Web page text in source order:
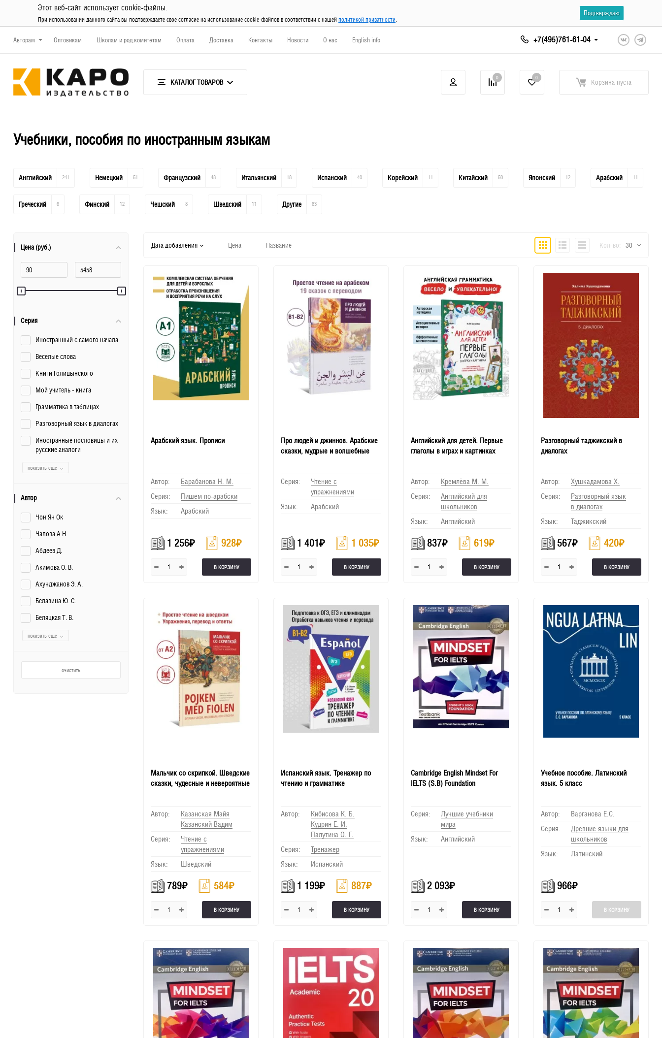
Этот веб-сайт использует cookie-файлы.
При использовании данного сайта вы подтверждаете свое согласие на использование cookie-файлов в соответствии с нашей политикой приватности.
Подтверждаю
Авторам Оптовикам Школам и род.комитетам Оплата Доставка Контакты Новости О нас English info +7(495)761-61-04
КАТАЛОГ ТОВАРОВ
0 0
Корзина пуста
Учебники, пособия по иностранным языкам
Английский 241 Немецкий 51 Французский 48 Итальянский 18 Испанский 40 Корейский 11 Китайский 50 Японский 12 Арабский 11
Греческий 6 Финский 12 Чешский 8 Шведский 11 Другие 83
Цена (руб.)
Серия
Иностранный с самого начала
Веселые слова
Книги Голицынского
Мой учитель - книга
Грамматика в таблицах
Разговорный язык в диалогах
Иностранные пословицы и их
русские аналоги
показать еще
Автор
Чон Ян Ок
Чалова А.Н.
Абдеев Д.
Акимова О. В.
Ахунджанов Э. А.
Белавина Ю. С.
Беляцкая Т. В.
показать еще
очистить
Дата добавления Цена Название Плитка ПодробноКомпактноКол-во: 30
30
60
90
Арабский язык. Прописи
Автор:
Барабанова Н. М.
Серия:
Пишем по-арабски
Язык:
Арабский
1 256₽ 928₽
В КОРЗИНУ
Про людей и джиннов. Арабские
сказки, мудрые и волшебные
Серия:
Чтение с
упражнениями
Язык:
Арабский
1 401₽ 1 035₽
В КОРЗИНУ
Английский для детей. Первые
глаголы в играх и картинках
Автор:
Кремлёва М. М.
Серия:
Английский для
школьников
Язык:
Английский
837₽ 619₽
В КОРЗИНУ
Разговорный таджикский в
диалогах
Автор:
Хушкадамова Х.
Серия:
Разговорный язык
в диалогах
Язык:
Таджикский
567₽ 420₽
В КОРЗИНУ
Мальчик со скрипкой. Шведские
сказки, чудесные и невероятные
Автор:
Казанская Майя
Казанский Вадим
Серия:
Чтение с
упражнениями
Язык:
Шведский
789₽ 584₽
В КОРЗИНУ
Испанский язык. Тренажер по
чтению и грамматике
Автор:
Кибисова К. Б.
Кудрин Е. И.
Палутина О. Г.
Серия:
Тренажер
Язык:
Испанский
1 199₽ 887₽
В КОРЗИНУ
Cambridge English Mindset For
IELTS (S.B) Foundation
Серия:
Лучшие учебники
мира
Язык:
Английский
2 093₽
В КОРЗИНУ
Учебное пособие. Латинский
язык. 5 класс
Автор:
Варганова Е.С.
Серия:
Древние языки для
школьников
Язык:
Латинский
966₽
В КОРЗИНУ